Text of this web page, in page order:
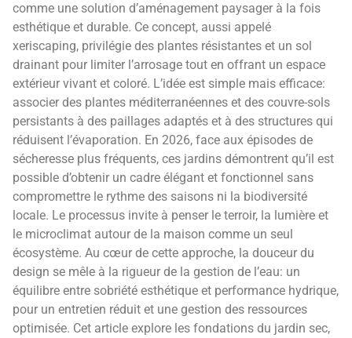
comme une solution d’aménagement paysager à la fois
esthétique et durable. Ce concept, aussi appelé
xeriscaping, privilégie des plantes résistantes et un sol
drainant pour limiter l’arrosage tout en offrant un espace
extérieur vivant et coloré. L’idée est simple mais efficace:
associer des plantes méditerranéennes et des couvre-sols
persistants à des paillages adaptés et à des structures qui
réduisent l’évaporation. En 2026, face aux épisodes de
sécheresse plus fréquents, ces jardins démontrent qu’il est
possible d’obtenir un cadre élégant et fonctionnel sans
compromettre le rythme des saisons ni la biodiversité
locale. Le processus invite à penser le terroir, la lumière et
le microclimat autour de la maison comme un seul
écosystème. Au cœur de cette approche, la douceur du
design se mêle à la rigueur de la gestion de l’eau: un
équilibre entre sobriété esthétique et performance hydrique,
pour un entretien réduit et une gestion des ressources
optimisée. Cet article explore les fondations du jardin sec,